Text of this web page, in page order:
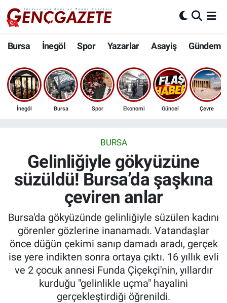
Bursa İnegöl Spor Yazarlar Asayiş Gündem
İnegöl Bursa Spor Ekonomi Güncel Çevre
BURSA
Gelinliğiyle gökyüzüne
süzüldü! Bursa’da şaşkına
çeviren anlar
Bursa'da gökyüzünde gelinliğiyle süzülen kadını
görenler gözlerine inanamadı. Vatandaşlar
önce düğün çekimi sanıp damadı aradı, gerçek
ise yere indikten sonra ortaya çıktı. 16 yıllık evli
ve 2 çocuk annesi Funda Çiçekçi'nin, yıllardır
kurduğu "gelinlikle uçma" hayalini
gerçekleştirdiği öğrenildi.
Bursa
İnegöl
3.SAYFA
Ekonomi
İnanç
Kadın & Aile
Kültür & Sanat
Nöbetçi Eczaneler
Hava Durumu
Trafik Durumu
Son Dakika Haberleri
Haber Arşivi